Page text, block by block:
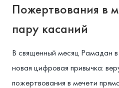
Пожертвования в
пару касаний
В священный месяц Рамадан
новая цифровая привычка:
пожертвования в мечети